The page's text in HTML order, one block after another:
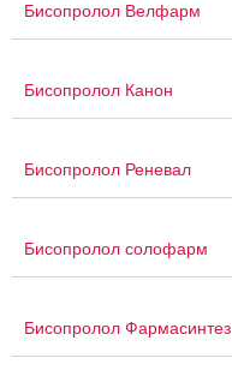
Бисопролол Велфарм
Бисопролол Канон
Бисопролол Реневал
Бисопролол солофарм
Бисопролол Фармасинтез